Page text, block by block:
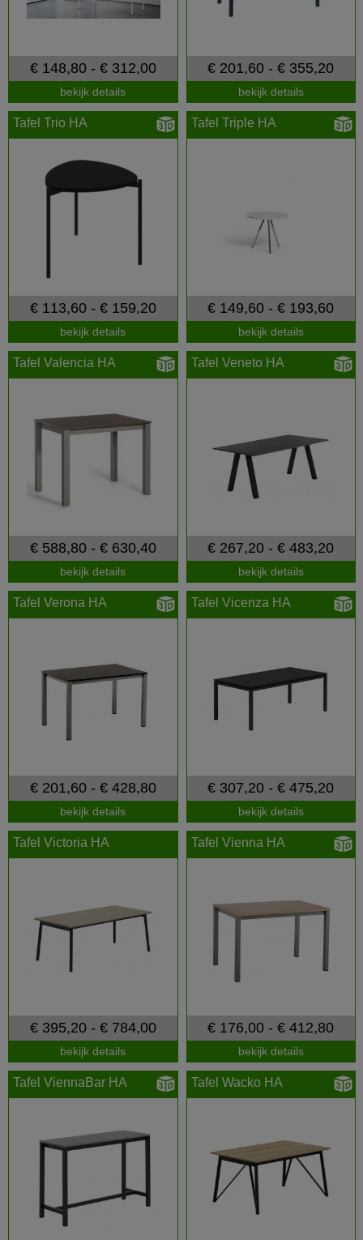
€ 148,80 - € 312,00
bekijk details
€ 201,60 - € 355,20
bekijk details
Tafel Trio HA
€ 113,60 - € 159,20
bekijk details
Tafel Triple HA
€ 149,60 - € 193,60
bekijk details
Tafel Valencia HA
€ 588,80 - € 630,40
bekijk details
Tafel Veneto HA
€ 267,20 - € 483,20
bekijk details
Tafel Verona HA
€ 201,60 - € 428,80
bekijk details
Tafel Vicenza HA
€ 307,20 - € 475,20
bekijk details
Tafel Victoria HA
€ 395,20 - € 784,00
bekijk details
Tafel Vienna HA
€ 176,00 - € 412,80
bekijk details
Tafel ViennaBar HA Tafel Wacko HA